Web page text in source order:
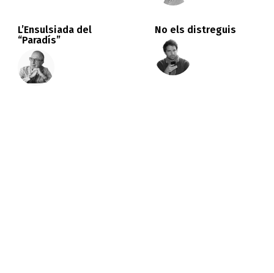
L’Ensulsiada del
“Paradís”
No els distreguis